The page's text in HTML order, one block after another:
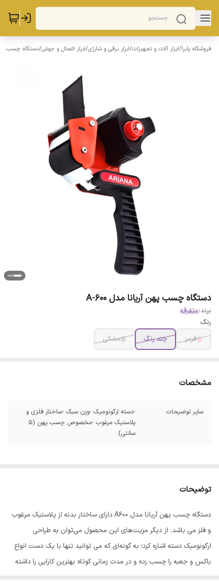
فروشگاه پابرا/ابزار آلات و تجهیزات/ابزار برقی و شارژی/ابزار اتصال و جوش/دستگاه چسب
دستگاه چسب پهن آریانا مدل A-600
برند:متفرقه
رنگ
قرمز
چند رنگ مشکی
مشخصات
سایر توضیحات
-دسته ارگونومیک -وزن سبک -ساختار فلزی و
پلاستیک مرغوب -مخصوص چسب پهن (5
سانتی)
توضیحات
دستگاه چسب پهن آریانا مدل A600 دارای ساختار بدنه از پلاستیک مرغوب
و فلز می باشد. از دیگر مزیت‌های این محصول می‌توان به طراحی
ارگونومیک دسته اشاره کرد؛ به گونه‌ای که می توانید تنها با یک دست انواع
باکس و جعبه را چسب زده و در مدت زمانی کوتاه بهترین کارایی را داشته